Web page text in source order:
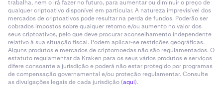
trabalha, nem o irá fazer no futuro, para aumentar ou diminuir o preço de
qualquer criptoativo disponível em particular. A natureza imprevisível dos
mercados de criptoativos pode resultar na perda de fundos. Poderão ser
cobrados impostos sobre qualquer retorno e/ou aumento no valor dos
seus criptoativos, pelo que deve procurar aconselhamento independente
relativo à sua situação fiscal. Podem aplicar-se restrições geográficas.
Alguns produtos e mercados de criptomoedas não são regulamentados. O
estatuto regulamentar da Kraken para os seus vários produtos e serviços
difere consoante a jurisdição e poderá não estar protegido por programas
de compensação governamental e/ou proteção regulamentar. Consulte
as divulgações legais de cada jurisdição (aqui).